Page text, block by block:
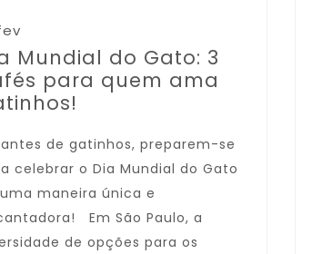
Mundial do Gato: 3
para quem ama
de gatinhos, preparem-se
celebrar o Dia Mundial do Gato
maneira única e
Em São Paulo, a
de opções para os